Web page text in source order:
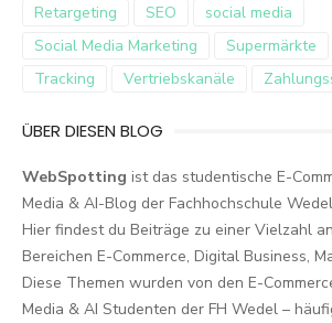
Retargeting
SEO
social media
Social Media Marketing
Supermärkte
Tracking
Vertriebskanäle
ÜBER DIESEN BLOG
WebSpotting ist das studentische E-
Media & AI-Blog der Fachhochschule
Hier findest du Beiträge zu einer Vielzahl
Bereichen E-Commerce, Digital Business,
Diese Themen wurden von den E-
Media & AI Studenten der FH Wedel –